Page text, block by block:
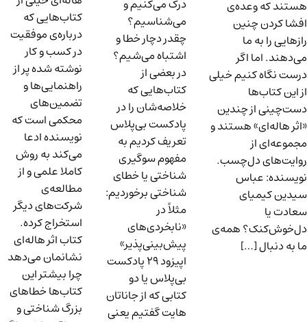
هستند که وعده‌ی
افشا کردن چنین
رازهایی را به ما
می‌دهند. اما اگر
درست نگاه کنیم خیلی
از این کتاب‌ها
دست‌چینی از چندین
«اثر هاله‌ای» هستند و
مجموعه‌ای از
روایت‌های دل‌چسب.
نویسنده: عباس
سیدین کیمیای
سعادت یا
دل‌خوش‌کنک؟ همه‌ی
ما به دنبال […]
درک می‌کنیم و
می‌شناسیم؟
چقدر دچار خطا و
اشتباه می‌شیم؟
در بعضی از
کتاب‌هایی که
خلاصه‌شان را در
پادکست بی‌پلاس
تعریف کردیم به
مفهوم سو‌گیری‌
شناختی یا خطای
شناختی برخوردیم:
مثلاً در
«نابخردی‌های
پیش‌بینی‌پذیر»
اپیزود ۲۹ پادکست
بی‌پلاس یا دو
کتابی که از جاناتان
هایت گفتیم یعنی
کتاب‌هایی که
درباره‌ی موفقیت
در کسب و کار
نوشته‌ شده پر از
راهنمایی‌ها و
تضمین‌های
محکمی است که
نویسنده ادعا
می‌کند به روش
کاملا علمی و از
مطالعه‌ی
شرکت‌های دیگر
استخراج کرده.
کتاب اثر هاله‌ای
نشانمان می‌دهد
چرا بیشتر این
کتاب‌ها خطاهای
بزرگ شناختی و